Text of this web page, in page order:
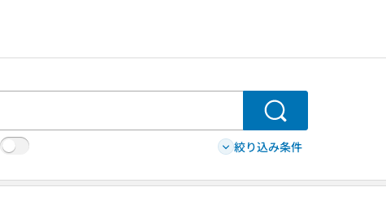
検索
絞り込み条件